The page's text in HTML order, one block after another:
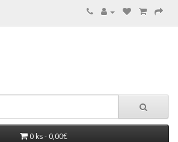
0 ks - 0,00€